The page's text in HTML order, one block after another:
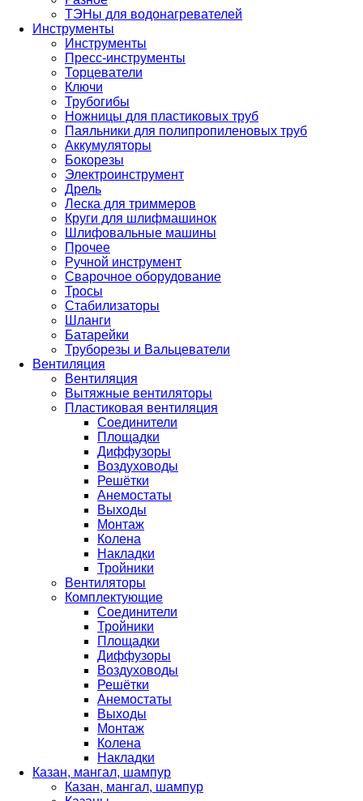
ТЭНы для водонагревателей
Инструменты
Инструменты
Пресс-инструменты
Торцеватели
Ключи
Трубогибы
Ножницы для пластиковых труб
Паяльники для полипропиленовых труб
Аккумуляторы
Бокорезы
Электроинструмент
Дрель
Леска для триммеров
Круги для шлифмашинок
Шлифовальные машины
Прочее
Ручной инструмент
Сварочное оборудование
Тросы
Стабилизаторы
Шланги
Батарейки
Труборезы и Вальцеватели
Вентиляция
Вентиляция
Вытяжные вентиляторы
Пластиковая вентиляция
Соединители
Площадки
Диффузоры
Воздуховоды
Решётки
Анемостаты
Выходы
Монтаж
Колена
Накладки
Тройники
Вентиляторы
Комплектующие
Соединители
Тройники
Площадки
Диффузоры
Воздуховоды
Решётки
Анемостаты
Выходы
Монтаж
Колена
Накладки
Казан, мангал, шампур
Казан, мангал, шампур